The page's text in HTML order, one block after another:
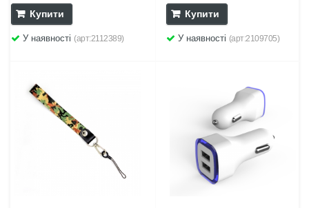
Купити
У наявності (арт:2112389)
Купити
У наявності (арт:2109705)